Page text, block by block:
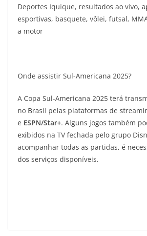
Deportes Iquique, resultados ao vivo,
esportivas, basquete, vôlei, futsal,
a motor
Onde assistir Sul-Americana 2025?
A Copa Sul-Americana 2025 terá
no Brasil pelas plataformas de
e ESPN/Star+. Alguns jogos também
exibidos na TV fechada pelo grupo
acompanhar todas as partidas, é
dos serviços disponíveis.